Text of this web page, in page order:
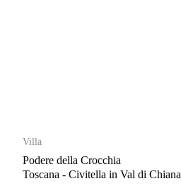
Villa
Podere della Crocchia
Toscana - Civitella in Val di Chiana